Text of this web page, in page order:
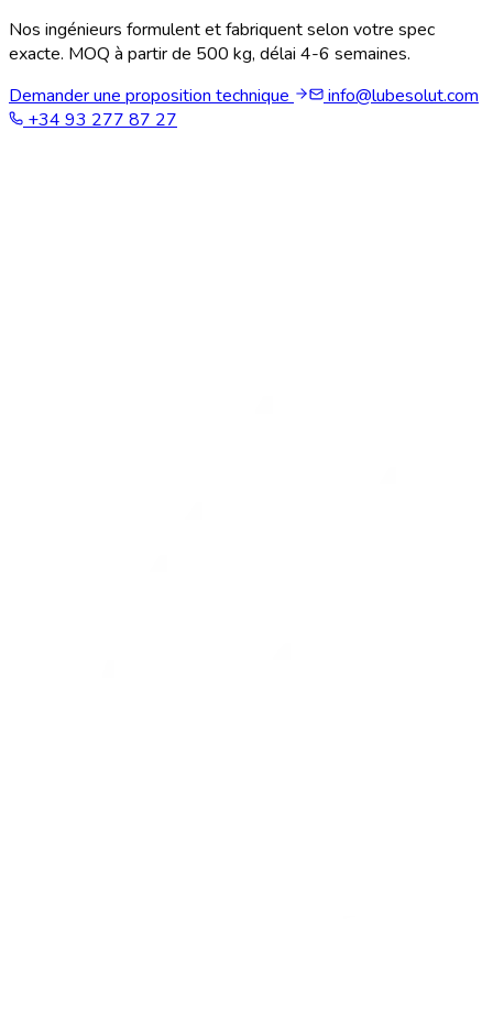
Nos ingénieurs formulent et fabriquent selon votre spec
exacte. MOQ à partir de 500 kg, délai 4-6 semaines.
Demander une proposition technique
info@lubesolut.com
+34 93 277 87 27